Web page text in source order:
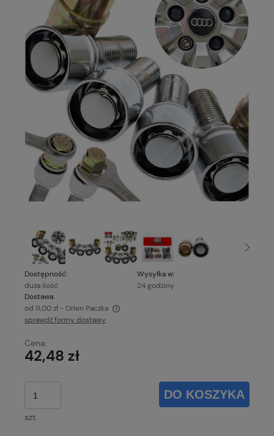
Dostępność:
duża ilość
Wysyłka w:
24 godziny
Dostawa:
od 11,00 zł - Orlen Paczka
Cena nie zawiera ewentualnych kosztów płatności
sprawdź formy dostawy
Cena:
42,48 zł
szt.
DO KOSZYKA